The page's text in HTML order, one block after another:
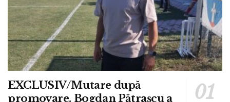
EXCLUSIV/Mutare după
promovare. Bogdan Pătrașcu a